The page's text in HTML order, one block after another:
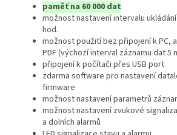
paměť na 60 000 dat
možnost nastavení intervalu
hod.
možnost použití bez připojení k PC,
PDF (výchozí interval záznamu dat 5
připojení k počítači přes USB port
zdarma software pro nastavení
firmware
možnost nastavení parametrů
možnost nastavení zvukové
a dolních alarmů